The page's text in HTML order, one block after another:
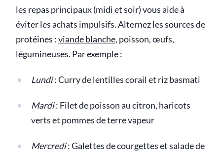
les repas principaux (midi et soir) vous aide à
éviter les achats impulsifs. Alternez les sources de
protéines :viande blanche, poisson, œufs,
légumineuses. Par exemple :
Lundi: Curry de lentilles corail et riz basmati
Mardi: Filet de poisson au citron, haricots
verts et pommes de terre vapeur
Mercredi: Galettes de courgettes et salade de